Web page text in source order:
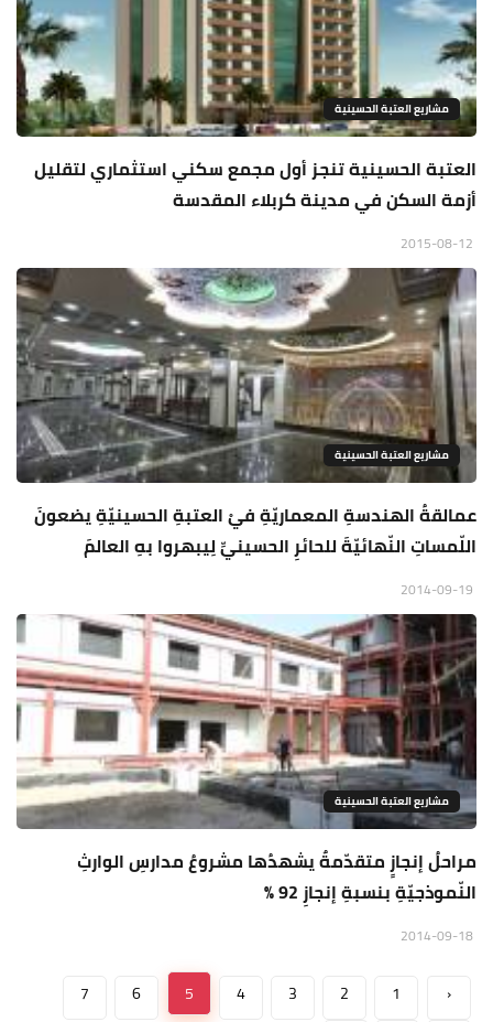
مشاريع العتبة الحسينية
العتبة الحسينية تنجز أول مجمع سكني استثماري لتقليل
أزمة السكن في مدينة كربلاء المقدسة
مشاريع العتبة الحسينية
عمالقةُ الهندسةِ المعماريّةِ فيْ العتبةِ الحسينيّةِ يضعونَ
اللّمساتِ النّهائيّةَ للحائرِ الحسينيِّ لِيبهروا بهِ العالمَ
مشاريع العتبة الحسينية
مراحلُ إنجازٍ متقدّمةٌ يشهدُها مشروعُ مدارسِ الوارثِ
النّموذجيّةِ بنسبةِ إنجازِ 92 %
‹
1
2
3
4
5
6
7